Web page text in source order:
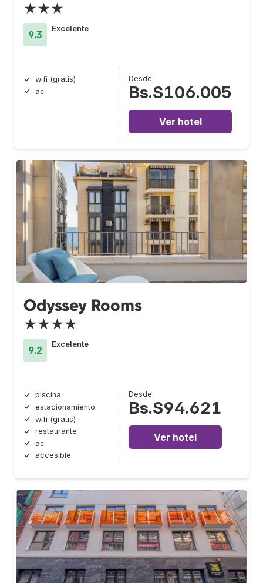
★★★
9.3
Excelente
wifi (gratis)
ac
Desde
Bs.S106.005
Ver hotel
Odyssey Rooms
★★★★
9.2
Excelente
piscina
estacionamiento
wifi (gratis)
restaurante
ac
accesible
Desde
Bs.S94.621
Ver hotel